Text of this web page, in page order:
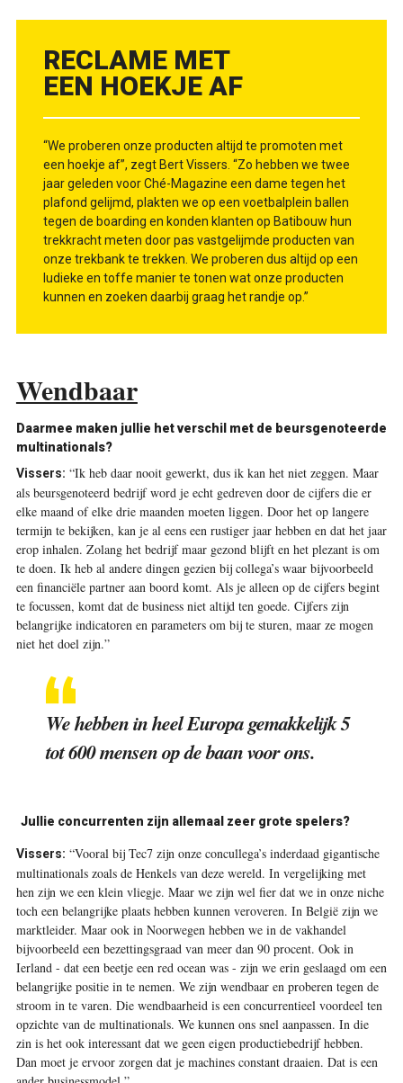
RECLAME MET
EEN HOEKJE AF
“We proberen onze producten altijd te promoten met
een hoekje af”, zegt Bert Vissers. “Zo hebben we twee
jaar geleden voor Ché-Magazine een dame tegen het
plafond gelijmd, plakten we op een voetbalplein ballen
tegen de boarding en konden klanten op Batibouw hun
trekkracht meten door pas vastgelijmde producten van
onze trekbank te trekken. We proberen dus altijd op een
ludieke en toffe manier te tonen wat onze producten
kunnen en zoeken daarbij graag het randje op.”
Wendbaar
Daarmee maken jullie het verschil met de beursgenoteerde
multinationals?
Vissers: “Ik heb daar nooit gewerkt, dus ik kan het niet zeggen. Maar
als beursgenoteerd bedrijf word je echt gedreven door de cijfers die er
elke maand of elke drie maanden moeten liggen. Door het op langere
termijn te bekijken, kan je al eens een rustiger jaar hebben en dat het jaar
erop inhalen. Zolang het bedrijf maar gezond blijft en het plezant is om
te doen. Ik heb al andere dingen gezien bij collega’s waar bijvoorbeeld
een financiële partner aan boord komt. Als je alleen op de cijfers begint
te focussen, komt dat de business niet altijd ten goede. Cijfers zijn
belangrijke indicatoren en parameters om bij te sturen, maar ze mogen
niet het doel zijn.”
We hebben in heel Europa gemakkelijk 5
tot 600 mensen op de baan voor ons.
Jullie concurrenten zijn allemaal zeer grote spelers?
Vissers: “Vooral bij Tec7 zijn onze concullega’s inderdaad gigantische
multinationals zoals de Henkels van deze wereld. In vergelijking met
hen zijn we een klein vliegje. Maar we zijn wel fier dat we in onze niche
toch een belangrijke plaats hebben kunnen veroveren. In België zijn we
marktleider. Maar ook in Noorwegen hebben we in de vakhandel
bijvoorbeeld een bezettingsgraad van meer dan 90 procent. Ook in
Ierland - dat een beetje een red ocean was - zijn we erin geslaagd om een
belangrijke positie in te nemen. We zijn wendbaar en proberen tegen de
stroom in te varen. Die wendbaarheid is een concurrentieel voordeel ten
opzichte van de multinationals. We kunnen ons snel aanpassen. In die
zin is het ook interessant dat we geen eigen productiebedrijf hebben.
Dan moet je ervoor zorgen dat je machines constant draaien. Dat is een